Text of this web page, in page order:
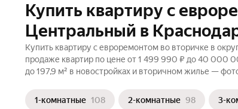
Купить квартиру с
Центральный в
Купить квартиру с евроремонтом во вторичке в
продаже квартир по цене от 1 499 990 ₽ до 40 000
до 197,9 м² в новостройках и вторичном жилье —
1-комнатные 108 2-комнатные 98 3-